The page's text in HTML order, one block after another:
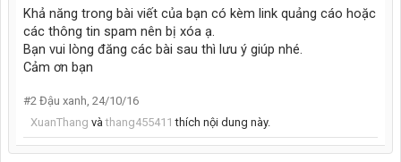
Khả năng trong bài viết của bạn có kèm link quảng cáo hoặc
các thông tin spam nên bị xóa ạ.
Bạn vui lòng đăng các bài sau thì lưu ý giúp nhé.
Cảm ơn bạn
#2 Đậu xanh, 24/10/16
XuanThang vàthang455411 thích nội dung này.